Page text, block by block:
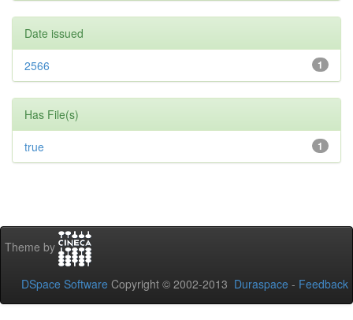
Date issued
1
2566
Has File(s)
1
true
Theme by
DSpace Software Copyright © 2002-2013 Duraspace - Feedback